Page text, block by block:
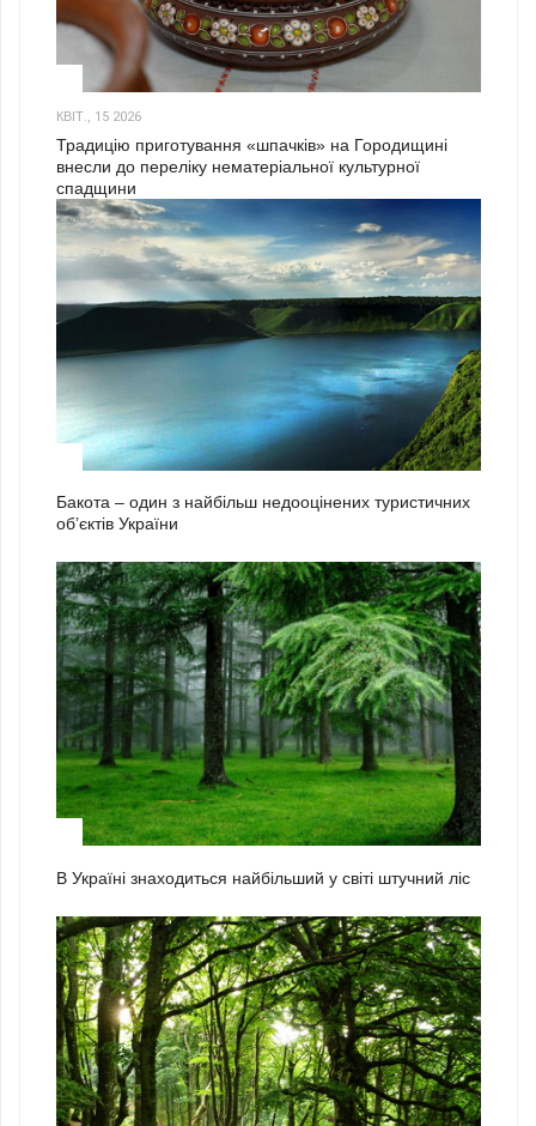
КВІТ., 15 2026
Традицію приготування «шпачків» на Городищині
внесли до переліку нематеріальної культурної
спадщини
Бакота – один з найбільш недооцінених туристичних
об’єктів України
В Україні знаходиться найбільший у світі штучний ліс